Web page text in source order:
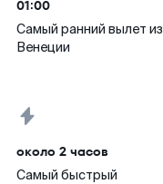
01:00
Самый ранний вылет из
Венеции
около 2 часов
Самый быстрый